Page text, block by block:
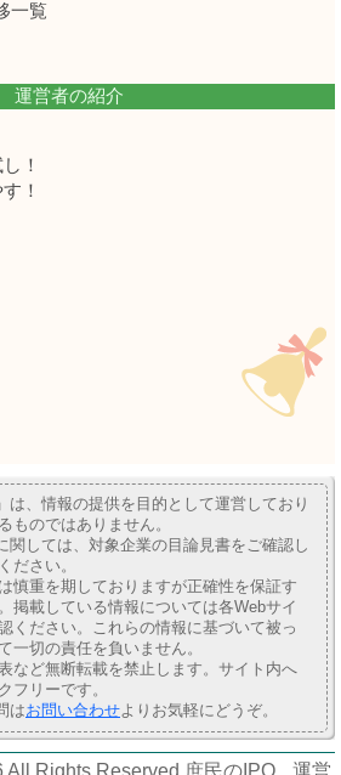
一覧
運営者の紹介
！
！
は、情報の提供を目的として運営しており
ものではありません。
関しては、対象企業の目論見書をご確認し
ださい。
慎重を期しておりますが正確性を保証す
掲載している情報については各Webサイ
ください。これらの情報に基づいて被っ
一切の責任を負いません。
など無断転載を禁止します。サイト内へ
フリーです。
はお問い合わせよりお気軽にどうぞ。
Rights Reserved. 庶民のIPO 運営